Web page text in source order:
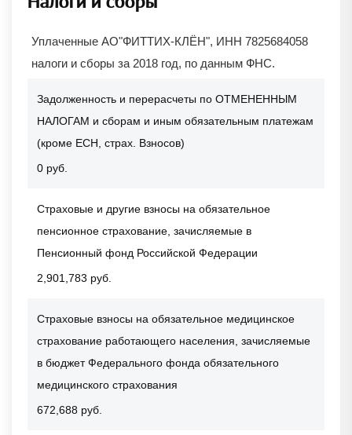
Уплаченные АО"ФИТТИХ-КЛЁН", ИНН 7825684058
налоги и сборы за 2018 год, по данным ФНС.
Задолженность и перерасчеты по ОТМЕНЕННЫМ
НАЛОГАМ и сборам и иным обязательным платежам
(кроме ЕСН, страх. Взносов)
0 руб.
Страховые и другие взносы на обязательное
пенсионное страхование, зачисляемые в
Пенсионный фонд Российской Федерации
2,901,783 руб.
Страховые взносы на обязательное медицинское
страхование работающего населения, зачисляемые
в бюджет Федерального фонда обязательного
медицинского страхования
672,688 руб.